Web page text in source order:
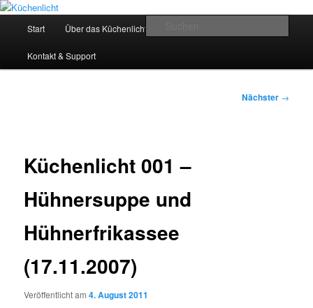
Zum
springenKüchenlicht
Der Mitkochpodcast
Start Über das Küchenlicht
Kontakt & Support
Nächster →
Küchenlicht 001 –
Hühnersuppe und
Hühnerfrikassee
(17.11.2007)
Veröffentlicht am4. August 2011